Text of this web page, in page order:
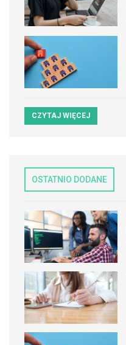
CZYTAJ WIĘCEJ
OSTATNIO DODANE